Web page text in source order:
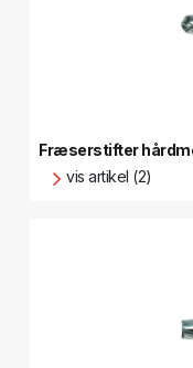
Fræserstifter
vis artikel (2)